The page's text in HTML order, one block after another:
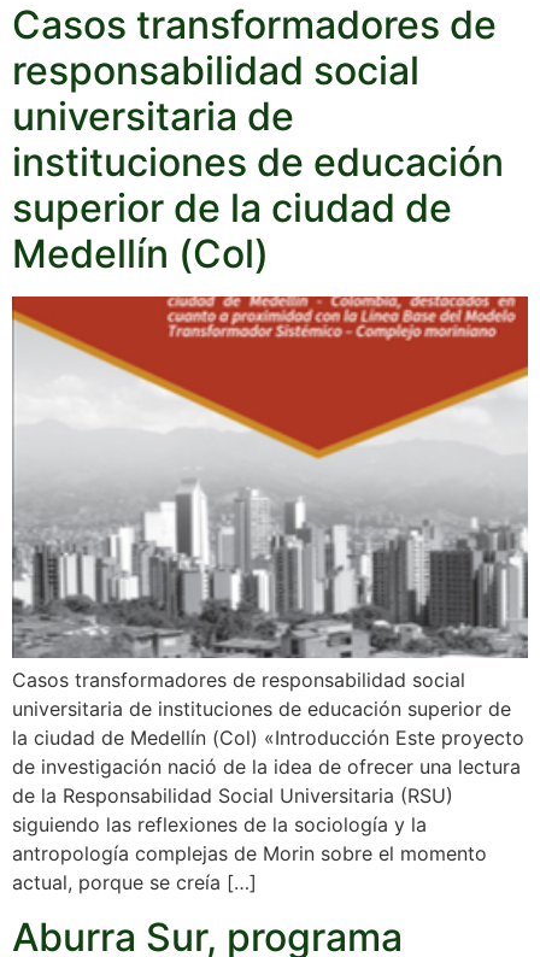
Casos transformadores de
responsabilidad social
universitaria de
instituciones de educación
superior de la ciudad de
Medellín (Col)
Casos transformadores de responsabilidad social
universitaria de instituciones de educación superior de
la ciudad de Medellín (Col) «Introducción Este proyecto
de investigación nació de la idea de ofrecer una lectura
de la Responsabilidad Social Universitaria (RSU)
siguiendo las reflexiones de la sociología y la
antropología complejas de Morin sobre el momento
actual, porque se creía […]
Aburra Sur, programa